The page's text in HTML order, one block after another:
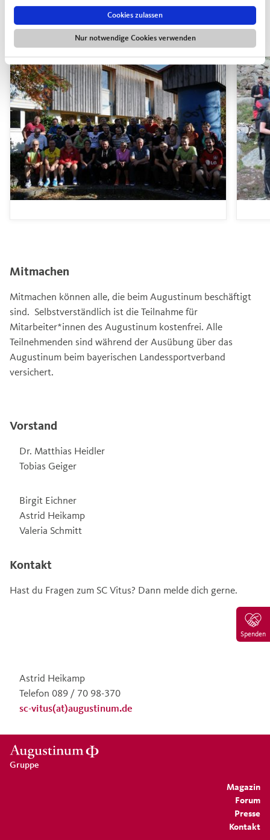
Cookies zulassen
Nur notwendige Cookies verwenden
Spenden
Tagesausflug zum Skifahren nach Ellmau
Bergwochenende in den Stubaier Alpen
Gemeinschaft (er)leben
Mitmachen
Mitmachen können alle, die beim Augustinum beschäftigt
sind. Selbstverständlich ist die Teilnahme für
Mitarbeiter*innen des Augustinum kostenfrei. Alle
Teilnehmenden sind während der Ausübung über das
Augustinum beim bayerischen Landessportverband
versichert.
Vorstand
Dr. Matthias Heidler
Tobias Geiger
Birgit Eichner
Astrid Heikamp
Valeria Schmitt
Kontakt
Hast du Fragen zum SC Vitus? Dann melde dich gerne.
Astrid Heikamp
Telefon 089 / 70 98-370
sc-vitus(at)augustinum.de
Magazin
Forum
Presse
Kontakt
Gruppe